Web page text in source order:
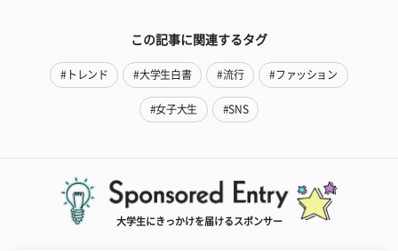
この記事に関連するタグ
#トレンド #大学生白書 #流行 #ファッション
#女子大生 #SNS
大学生にきっかけを届けるスポンサー